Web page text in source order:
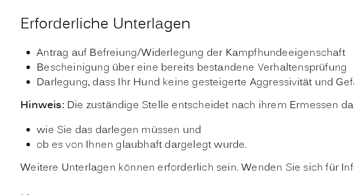
Erforderliche Unterlagen
Antrag auf Befreiung/Widerlegung der Kampfhundeeigenschaft
Bescheinigung über eine bereits bestandene Verhaltensprüfung
Darlegung, dass Ihr Hund keine gesteigerte Aggressivität und
Hinweis: Die zuständige Stelle entscheidet nach ihrem Ermessen
wie Sie das darlegen müssen und
ob es von Ihnen glaubhaft dargelegt wurde.
Weitere Unterlagen können erforderlich sein. Wenden Sie sich für